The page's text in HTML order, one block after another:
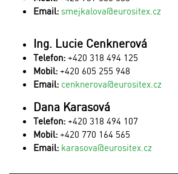
Email: smejkalova@eurositex.cz
Ing. Lucie Cenknerová
Telefon: +420 318 494 125
Mobil: +420 605 255 948
Email: cenknerova@eurositex.cz
Dana Karasová
Telefon: +420 318 494 107
Mobil: +420 770 164 565
Email: karasova@eurositex.cz